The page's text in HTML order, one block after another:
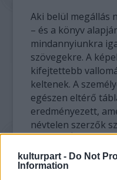
kulturpart - Do Not
Information
Aki belül megállás
– és a könyv
mindannyiunkra
szövegekre. A
kifejtettebb
keltenek. A
egészen eltérő
eredményezett,
névtelen szerzők
Eperjesi Ágnes
le belőlük, hogy
problémáink, a